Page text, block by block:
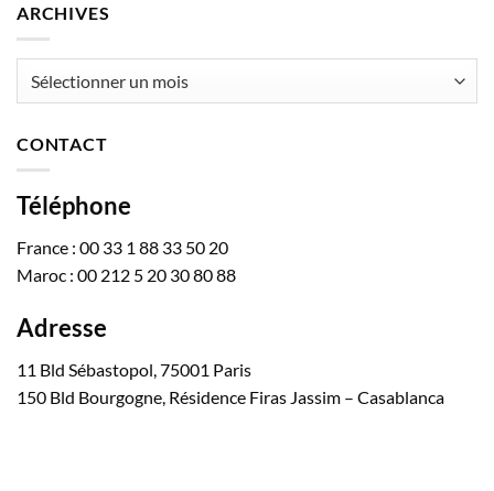
ARCHIVES
CONTACT
Téléphone
France : 00 33 1 88 33 50 20
Maroc : 00 212 5 20 30 80 88
Adresse
11 Bld Sébastopol, 75001 Paris
150 Bld Bourgogne, Résidence Firas Jassim – Casablanca